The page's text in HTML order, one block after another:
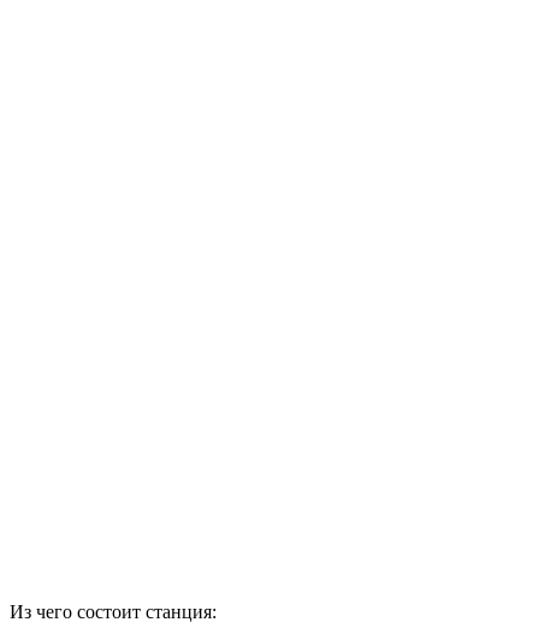
Из чего состоит станция: